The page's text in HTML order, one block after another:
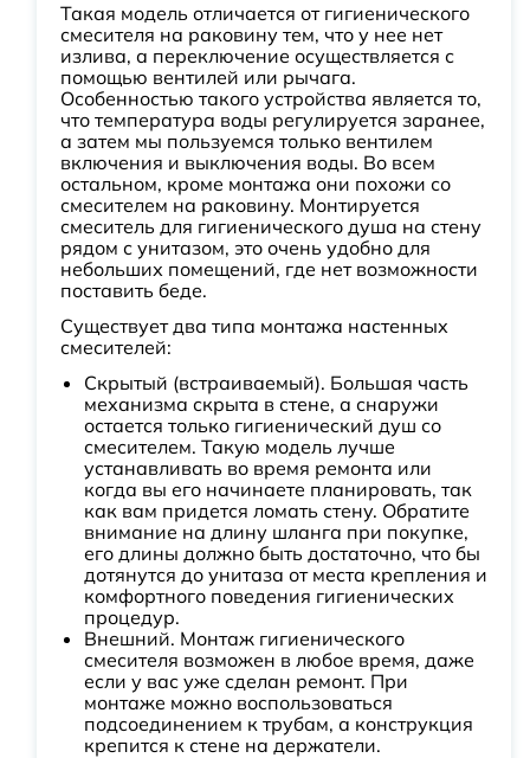
Такая модель отличается от гигиенического
смесителя на раковину тем, что у нее нет
излива, а переключение осуществляется с
помощью вентилей или рычага.
Особенностью такого устройства является то,
что температура воды регулируется заранее,
а затем мы пользуемся только вентилем
включения и выключения воды. Во всем
остальном, кроме монтажа они похожи со
смесителем на раковину. Монтируется
смеситель для гигиенического душа на стену
рядом с унитазом, это очень удобно для
небольших помещений, где нет возможности
поставить беде.
Существует два типа монтажа настенных
смесителей:
Скрытый (встраиваемый). Большая часть
механизма скрыта в стене, а снаружи
остается только гигиенический душ со
смесителем. Такую модель лучше
устанавливать во время ремонта или
когда вы его начинаете планировать, так
как вам придется ломать стену. Обратите
внимание на длину шланга при покупке,
его длины должно быть достаточно, что бы
дотянутся до унитаза от места крепления и
комфортного поведения гигиенических
процедур.
Внешний. Монтаж гигиенического
смесителя возможен в любое время, даже
если у вас уже сделан ремонт. При
монтаже можно воспользоваться
подсоединением к трубам, а конструкция
крепится к стене на держатели.